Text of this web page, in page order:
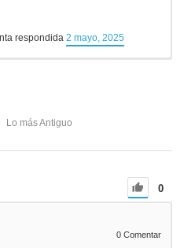
respondida 2 mayo, 2025
Lo más Antiguo
0
0 Comentar